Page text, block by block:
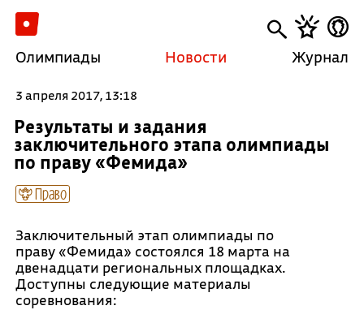
Олимпиады Новости Журнал
3 апреля 2017, 13:18
Результаты и задания
заключительного этапа олимпиады
по праву «Фемида»
Право
Заключительный этап олимпиады по
праву «Фемида» состоялся 18 марта на
двенадцати региональных площадках.
Доступны следующие материалы
соревнования: